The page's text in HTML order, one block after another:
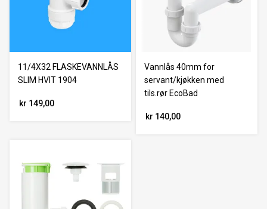
11/4X32 FLASKEVANNLÅS
SLIM HVIT 1904
kr 149,00
Vannlås 40mm for
servant/kjøkken med
tils.rør EcoBad
kr 140,00